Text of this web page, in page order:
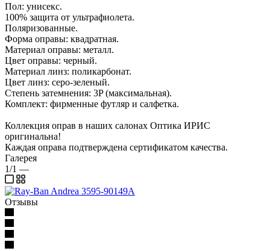
Пол: унисекс.
100% защита от ультрафиолета.
Поляризованные.
Форма оправы: квадратная.
Материал оправы: металл.
Цвет оправы: черный.
Материал линз: поликарбонат.
Цвет линз: серо-зеленый.
Степень затемнения: 3P (максимальная).
Комплект: фирменные футляр и салфетка.
Коллекция оправ в наших салонах Оптика ИРИС
оригинальна!
Каждая оправа подтверждена сертификатом качества.
Галерея
1/1 —
Отзывы